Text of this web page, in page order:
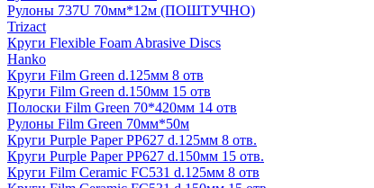
Рулоны 737U 70мм*12м (ПОШТУЧНО)
Trizact
Круги Flexible Foam Abrasive Discs
Hanko
Круги Film Green d.125мм 8 отв
Круги Film Green d.150мм 15 отв
Полоски Film Green 70*420мм 14 отв
Рулоны Film Green 70мм*50м
Круги Purple Paper PP627 d.125мм 8 отв.
Круги Purple Paper PP627 d.150мм 15 отв.
Круги Film Ceramic FC531 d.125мм 8 отв